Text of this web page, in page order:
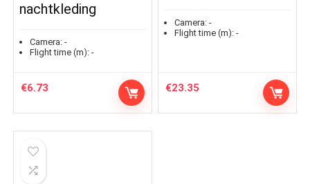
nachtkleding
Camera: -
Flight time (m): -
€6.73
Camera: -
Flight time (m): -
€23.35